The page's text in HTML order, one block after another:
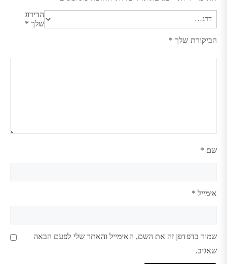
הדירוג
שלך *
הביקורת שלך *
שם *
אימייל *
שמור בדפדפן זה את השם, האימייל והאתר שלי לפעם הבאה
שאגיב.